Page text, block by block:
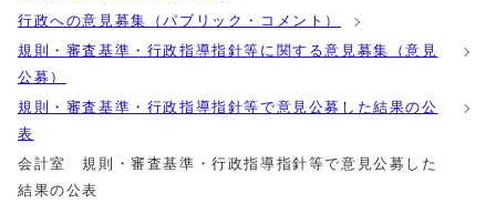
行政への意見募集（パブリック・コメント）
規則・審査基準・行政指導指針等に関する意見募集（意見
公募）
規則・審査基準・行政指導指針等で意見公募した結果の公
表
会計室 規則・審査基準・行政指導指針等で意見公募した
結果の公表